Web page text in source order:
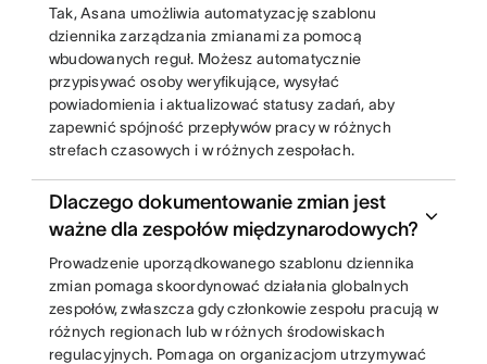
Tak, Asana umożliwia automatyzację szablonu
dziennika zarządzania zmianami za pomocą
wbudowanych reguł. Możesz automatycznie
przypisywać osoby weryfikujące, wysyłać
powiadomienia i aktualizować statusy zadań, aby
zapewnić spójność przepływów pracy w różnych
strefach czasowych i w różnych zespołach.
Dlaczego dokumentowanie zmian jest
ważne dla zespołów międzynarodowych?
Prowadzenie uporządkowanego szablonu dziennika
zmian pomaga skoordynować działania globalnych
zespołów, zwłaszcza gdy członkowie zespołu pracują w
różnych regionach lub w różnych środowiskach
regulacyjnych. Pomaga on organizacjom utrzymywać